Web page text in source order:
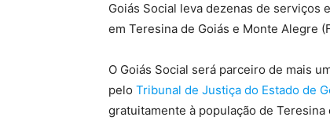
Goiás Social leva dezenas de serviços
em Teresina de Goiás e Monte Alegre
O Goiás Social será parceiro de mais
pelo Tribunal de Justiça do Estado de
gratuitamente à população de